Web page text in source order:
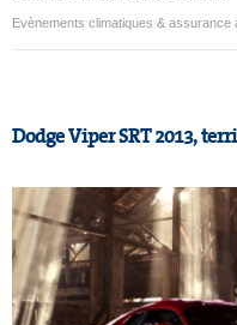
Evènements climatiques & assurance
Dodge Viper SRT 2013,